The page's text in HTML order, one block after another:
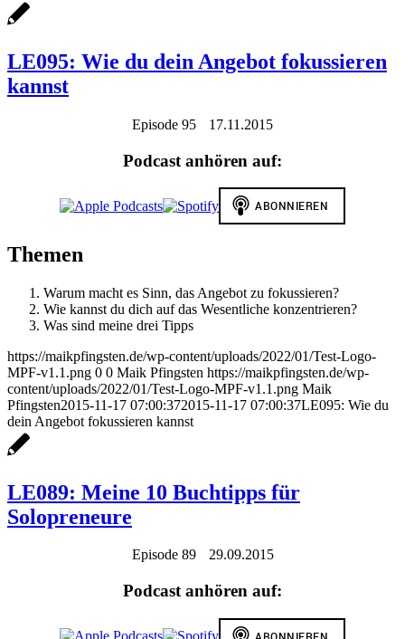
LE095: Wie du dein Angebot fokussieren
kannst
Episode 95 17.11.2015
Podcast anhören auf:
Themen
Warum macht es Sinn, das Angebot zu fokussieren?
Wie kannst du dich auf das Wesentliche konzentrieren?
Was sind meine drei Tipps
https://maikpfingsten.de/wp-content/uploads/2022/01/Test-Logo-
MPF-v1.1.png 0 0 Maik Pfingsten https://maikpfingsten.de/wp-
content/uploads/2022/01/Test-Logo-MPF-v1.1.png Maik
Pfingsten2015-11-17 07:00:372015-11-17 07:00:37LE095: Wie du
dein Angebot fokussieren kannst
LE089: Meine 10 Buchtipps für
Solopreneure
Episode 89 29.09.2015
Podcast anhören auf: